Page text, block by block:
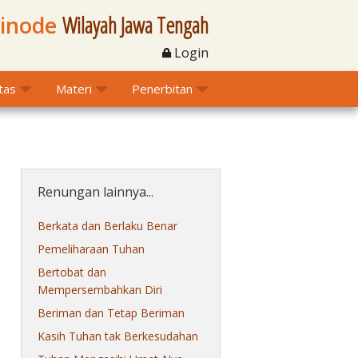
Wilayah Jawa Tengah
Login
Materi Penerbitan
Renungan lainnya...
Berkata dan Berlaku Benar
Pemeliharaan Tuhan
Bertobat dan
Mempersembahkan Diri
Beriman dan Tetap Beriman
Kasih Tuhan tak Berkesudahan